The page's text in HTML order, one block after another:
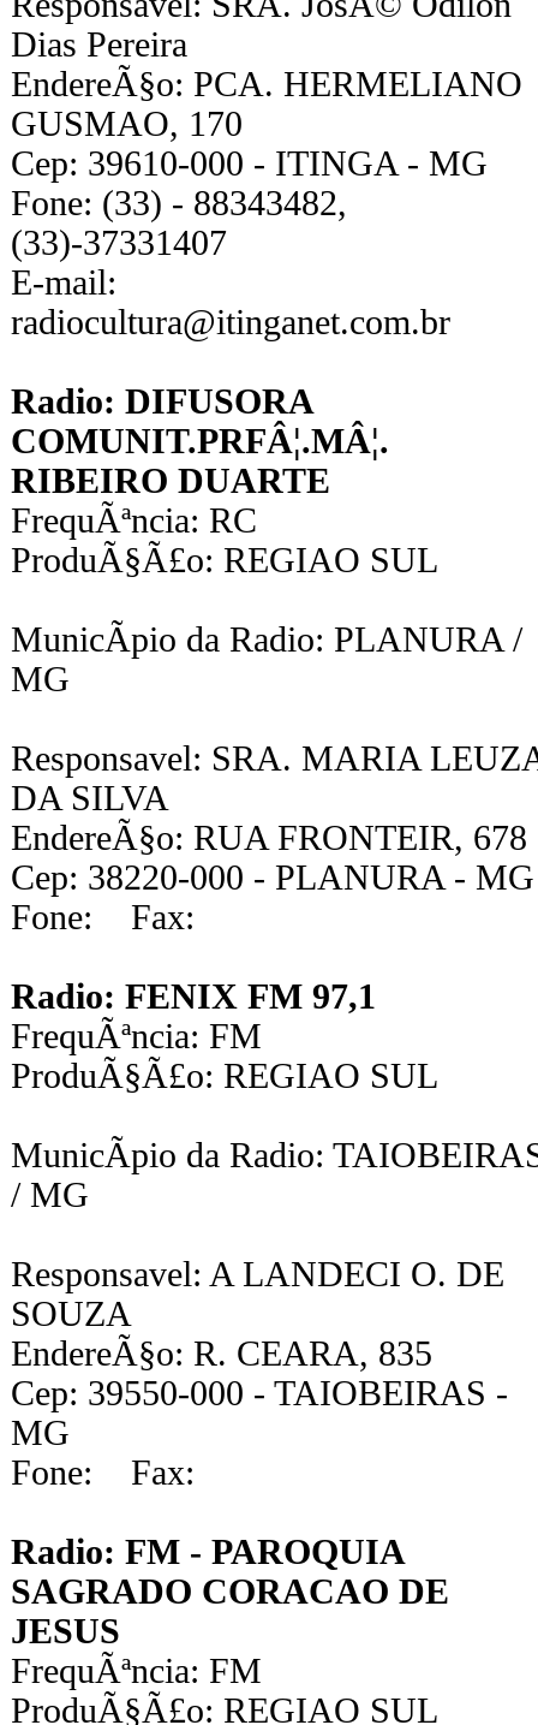
Dias Pereira
EndereÃ§o: PCA. HERMELIANO
GUSMAO, 170
Cep: 39610-000 - ITINGA - MG
Fone: (33) - 88343482,
(33)-37331407
E-mail:
radiocultura@itinganet.com.br
Radio: DIFUSORA
COMUNIT.PRFÂ¦.MÂ¦.
RIBEIRO DUARTE
FrequÃªncia: RC
ProduÃ§Ã£o: REGIAO SUL
MunicÃ­pio da Radio: PLANURA /
MG
Responsavel: SRA. MARIA
DA SILVA
EndereÃ§o: RUA FRONTEIR, 678
Cep: 38220-000 - PLANURA - MG
Fone: Fax:
Radio: FENIX FM 97,1
FrequÃªncia: FM
ProduÃ§Ã£o: REGIAO SUL
MunicÃ­pio da Radio:
/ MG
Responsavel: A LANDECI O. DE
SOUZA
EndereÃ§o: R. CEARA, 835
Cep: 39550-000 - TAIOBEIRAS -
MG
Fone: Fax:
Radio: FM - PAROQUIA
SAGRADO CORACAO DE
JESUS
FrequÃªncia: FM
ProduÃ§Ã£o: REGIAO SUL